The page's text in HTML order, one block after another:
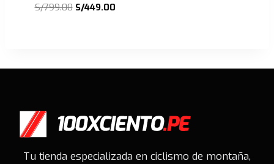
S/799.00 El
S/449.00El
Tu tienda especializada en ciclismo de montaña,